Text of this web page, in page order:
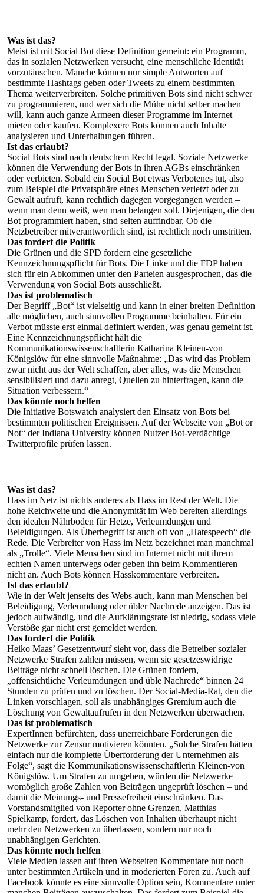
Was ist das?
Meist ist mit Social Bot diese Definition gemeint: ein Programm,
das in sozialen Netzwerken versucht, eine menschliche Identität
vorzutäuschen. Manche können nur simple Antworten auf
bestimmte Hashtags geben oder Tweets zu einem bestimmten
Thema weiterverbreiten. Solche primitiven Bots sind nicht schwer
zu programmieren, und wer sich die Mühe nicht selber machen
will, kann auch ganze Armeen dieser Programme im Internet
mieten oder kaufen. Komplexere Bots können auch Inhalte
analysieren und Unterhaltungen führen.
Ist das erlaubt?
Social Bots sind nach deutschem Recht legal. Soziale Netzwerke
können die Verwendung der Bots in ihren AGBs einschränken
oder verbieten. Sobald ein Social Bot etwas Verbotenes tut, also
zum Beispiel die Privatsphäre eines Menschen verletzt oder zu
Gewalt aufruft, kann rechtlich dagegen vorgegangen werden –
wenn man denn weiß, wen man belangen soll. Diejenigen, die den
Bot programmiert haben, sind selten auffindbar. Ob die
Netzbetreiber mitverantwortlich sind, ist rechtlich noch umstritten.
Das fordert die Politik
Die Grünen und die SPD fordern eine gesetzliche
Kennzeichnungspflicht für Bots. Die Linke und die FDP haben
sich für ein Abkommen unter den Parteien ausgesprochen, das die
Verwendung von Social Bots ausschließt.
Das ist problematisch
Der Begriff „Bot“ ist vielseitig und kann in einer breiten Definition
alle möglichen, auch sinnvollen Programme beinhalten. Für ein
Verbot müsste erst einmal definiert werden, was genau gemeint ist.
Eine Kennzeichnungspflicht hält die
Kommunikationswissenschaftlerin Katharina Kleinen-von
Königslöw für eine sinnvolle Maßnahme: „Das wird das Problem
zwar nicht aus der Welt schaffen, aber alles, was die Menschen
sensibilisiert und dazu anregt, Quellen zu hinterfragen, kann die
Situation verbessern.“
Das könnte noch helfen
Die Initiative Botswatch analysiert den Einsatz von Bots bei
bestimmten politischen Ereignissen. Auf der Webseite von „Bot or
Not“ der Indiana University können Nutzer Bot-verdächtige
Twitterprofile prüfen lassen.
Was ist das?
Hass im Netz ist nichts anderes als Hass im Rest der Welt. Die
hohe Reichweite und die Anonymität im Web bereiten allerdings
den idealen Nährboden für Hetze, Verleumdungen und
Beleidigungen. Als Überbegriff ist auch oft von „Hatespeech“ die
Rede. Die Verbreiter von Hass im Netz bezeichnet man manchmal
als „Trolle“. Viele Menschen sind im Internet nicht mit ihrem
echten Namen unterwegs oder geben ihn beim Kommentieren
nicht an. Auch Bots können Hasskommentare verbreiten.
Ist das erlaubt?
Wie in der Welt jenseits des Webs auch, kann man Menschen bei
Beleidigung, Verleumdung oder übler Nachrede anzeigen. Das ist
jedoch aufwändig, und die Aufklärungsrate ist niedrig, sodass viele
Verstöße gar nicht erst gemeldet werden.
Das fordert die Politik
Heiko Maas’ Gesetzentwurf sieht vor, dass die Betreiber sozialer
Netzwerke Strafen zahlen müssen, wenn sie gesetzeswidrige
Beiträge nicht schnell löschen. Die Grünen fordern,
„offensichtliche Verleumdungen und üble Nachrede“ binnen 24
Stunden zu prüfen und zu löschen. Der Social-Media-Rat, den die
Linken vorschlagen, soll als unabhängiges Gremium auch die
Löschung von Gewaltaufrufen in den Netzwerken überwachen.
Das ist problematisch
ExpertInnen befürchten, dass unerreichbare Forderungen die
Netzwerke zur Zensur motivieren könnten. „Solche Strafen hätten
einfach nur die komplette Überforderung der Unternehmen als
Folge“, sagt die Kommunikationswissenschaftlerin Kleinen-von
Königslöw. Um Strafen zu umgehen, würden die Netzwerke
womöglich große Zahlen von Beiträgen ungeprüft löschen – und
damit die Meinungs- und Pressefreiheit einschränken. Das
Vorstandsmitglied von Reporter ohne Grenzen, Matthias
Spielkamp, fordert, das Löschen von Inhalten überhaupt nicht
mehr den Netzwerken zu überlassen, sondern nur noch
unabhängigen Gerichten.
Das könnte noch helfen
Viele Medien lassen auf ihren Webseiten Kommentare nur noch
unter bestimmten Artikeln und in moderierten Foren zu. Auch auf
Facebook könnte es eine sinnvolle Option sein, Kommentare unter